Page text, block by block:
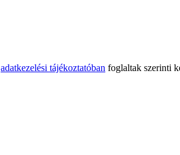
adatkezelési tájékoztatóban foglaltak szerinti